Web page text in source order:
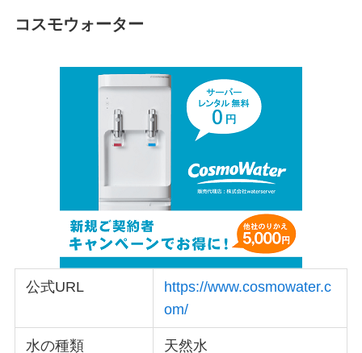
コスモウォーター
公式URL
https://www.cosmowater.c
om/
水の種類 天然水